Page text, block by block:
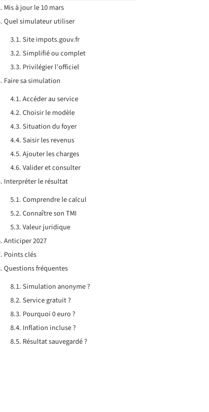
Mis à jour le 10 mars
Quel simulateur utiliser
Site impots.gouv.fr
Simplifié ou complet
Privilégier l'officiel
Faire sa simulation
Accéder au service
Choisir le modèle
Situation du foyer
Saisir les revenus
Ajouter les charges
Valider et consulter
Interpréter le résultat
Comprendre le calcul
Connaître son TMI
Valeur juridique
Anticiper 2027
Points clés
Questions fréquentes
Simulation anonyme ?
Service gratuit ?
Pourquoi 0 euro ?
Inflation incluse ?
Résultat sauvegardé ?